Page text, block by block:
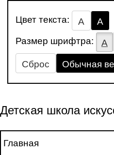
Цвет текста: А
А
Размер шрифтра:
А
Сброс
Обычная
Детская школа
Главная